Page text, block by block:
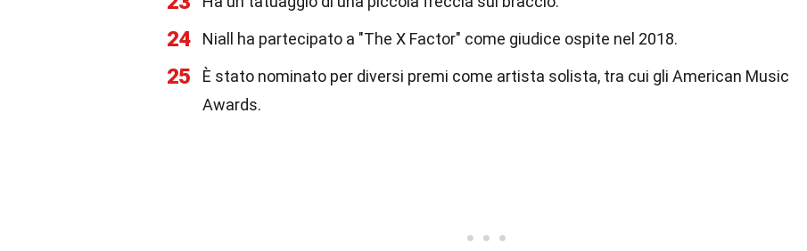
24 Niall ha partecipato a "The X Factor" come giudice ospite nel 2018.
25
È stato nominato per diversi premi come artista solista, tra cui gli American Music
Awards.